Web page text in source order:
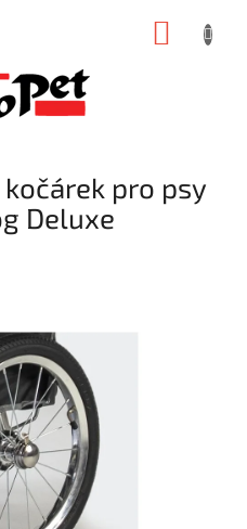
pro psy
Deluxe